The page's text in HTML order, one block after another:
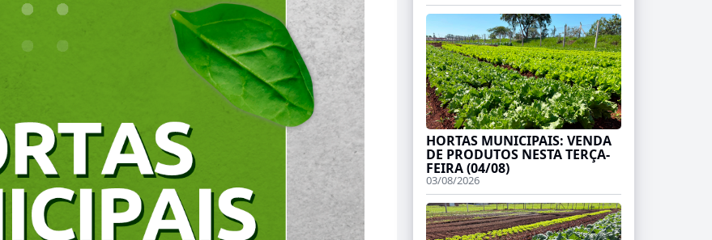
HORTAS MUNICIPAIS: VENDA
DE PRODUTOS NESTA TERÇA-
FEIRA (04/08)
03/08/2026